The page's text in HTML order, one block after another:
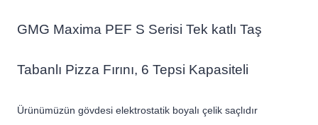
GMG Maxima PEF S Serisi Tek katlı Taş
Tabanlı Pizza Fırını, 6 Tepsi Kapasiteli
Ürünümüzün gövdesi elektrostatik boyalı çelik saçlıdır